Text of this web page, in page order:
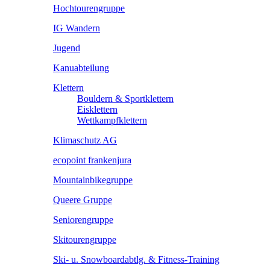
Hochtourengruppe
IG Wandern
Jugend
Kanuabteilung
Klettern
Bouldern & Sportklettern
Eisklettern
Wettkampfklettern
Klimaschutz AG
ecopoint frankenjura
Mountainbikegruppe
Queere Gruppe
Seniorengruppe
Skitourengruppe
Ski- u. Snowboardabtlg. & Fitness-Training